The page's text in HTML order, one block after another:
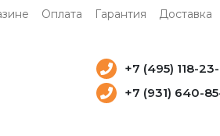
Оплата Гарантия Доставка
+7 (495) 118-
+7 (931) 640-